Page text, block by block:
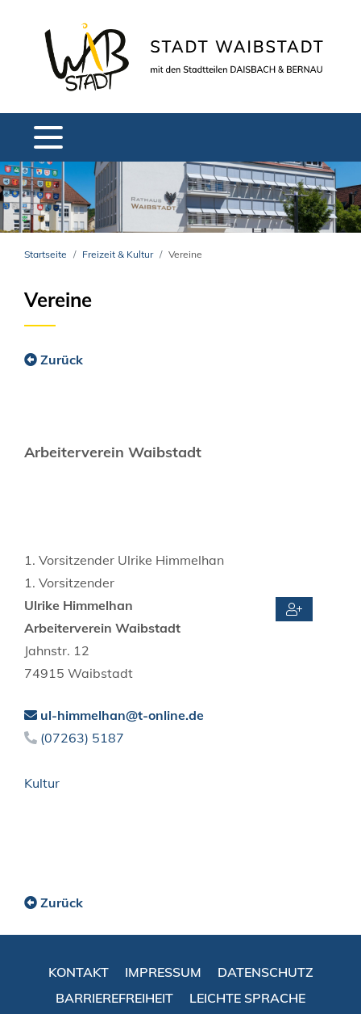
Startseite Freizeit & Kultur Vereine
Vereine
Zurück
Arbeiterverein Waibstadt
1. Vorsitzender Ulrike Himmelhan
1. Vorsitzender
Ulrike Himmelhan
Arbeiterverein Waibstadt
Jahnstr. 12
74915 Waibstadt
ul-himmelhan@t-online.de
(07263) 51 87
Kultur
Zurück
KONTAKT IMPRESSUM
DATENSCHUTZ
BARRIEREFREIHEIT
LEICHTE SPRACHE